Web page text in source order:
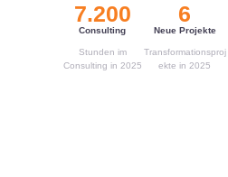
7.200
Consulting
Stunden im
Consulting in 2025
6
Neue Projekte
Transformationsproj
ekte in 2025